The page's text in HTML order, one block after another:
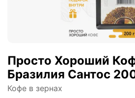
Просто Хороший
Бразилия Сантос
Кофе в зернах